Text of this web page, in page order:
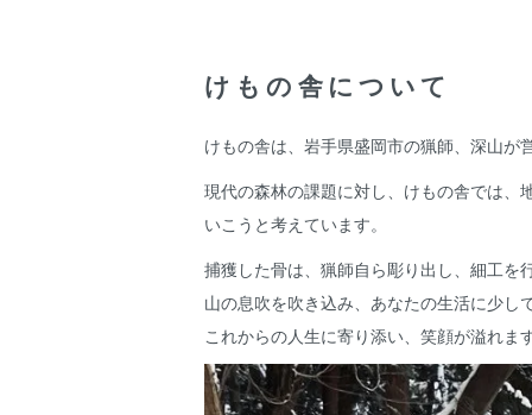
けもの舎について
けもの舎は、岩手県盛岡市の猟師、深山が
現代の森林の課題に対し、けもの舎では、
いこうと考えています。
捕獲した骨は、猟師自ら彫り出し、細工を
山の息吹を吹き込み、あなたの生活に少し
これからの人生に寄り添い、笑顔が溢れ